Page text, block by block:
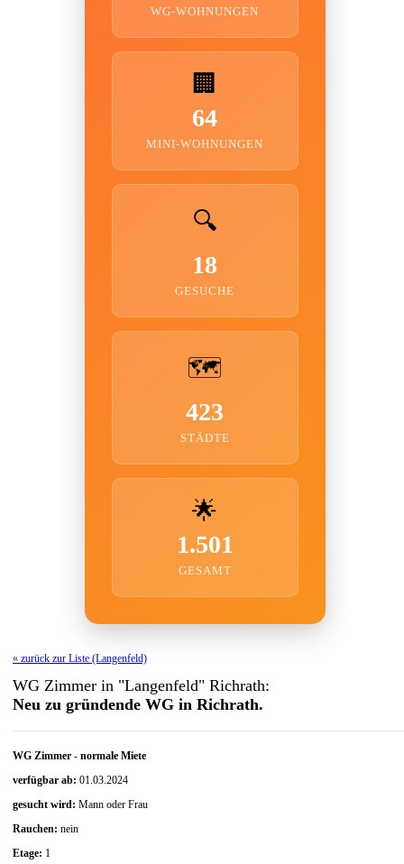
WG-WOHNUNGEN
🏢
64
MINI-WOHNUNGEN
🔍
18
GESUCHE
🗺️
423
STÄDTE
🌟
1.501
GESAMT
« zurück zur Liste (Langenfeld)
WG Zimmer in "Langenfeld" Richrath:
Neu zu gründende WG in Richrath.
WG Zimmer - normale Miete
verfügbar ab: 01.03.2024
gesucht wird: Mann oder Frau
Rauchen: nein
Etage: 1